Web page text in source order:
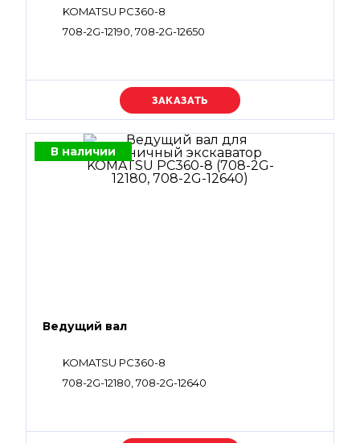
KOMATSU PC360-8
708-2G-12190, 708-2G-12650
Уточняйте цену
В наличии
Ведущий вал
KOMATSU PC360-8
708-2G-12180, 708-2G-12640